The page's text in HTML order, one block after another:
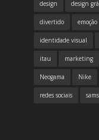
design design
divertido emoção
identidade visual
itau marketing
Neogama Nike
redes sociais